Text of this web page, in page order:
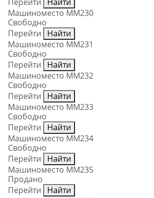
Машиноместо ММ230
Свободно
Перейти
Найти
Машиноместо ММ231
Свободно
Перейти
Найти
Машиноместо ММ232
Свободно
Перейти
Найти
Машиноместо ММ233
Свободно
Перейти
Найти
Машиноместо ММ234
Свободно
Перейти
Найти
Машиноместо ММ235
Продано
Перейти
Найти